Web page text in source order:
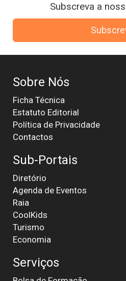
Subscreva a
Sobre Nós
Ficha Técnica
Estatuto Editorial
Política de Privacidade
Contactos
Sub-Portais
Diretório
Agenda de Eventos
Raia
CoolKids
Turismo
Economia
Serviços